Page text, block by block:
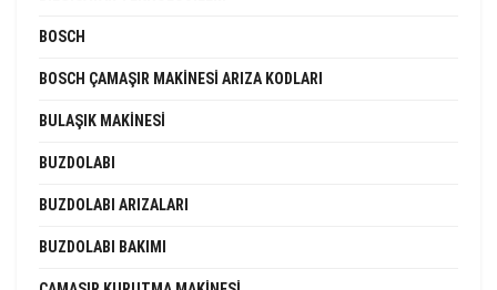
BOSCH
BOSCH ÇAMAŞIR MAKINESI ARIZA KODLARI
BULAŞIK MAKINESI
BUZDOLABI
BUZDOLABI ARIZALARI
BUZDOLABI BAKIMI